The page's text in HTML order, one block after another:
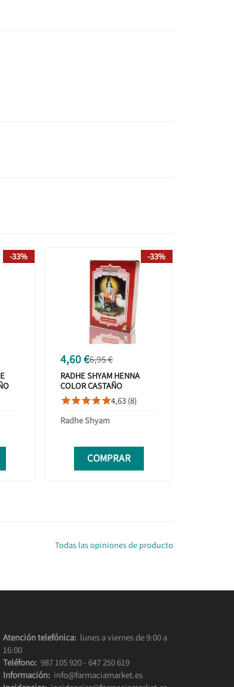
-33%
4,60 €6,95 €
RADHE SHYAM HENNA
COLOR CASTAÑO
COBRIZO 100 GR
4,63 (8)
Radhe Shyam
COMPRAR
-33%
Todas las opiniones de producto
Atención telefónica: lunes a viernes de 9:00 a
16:00
Teléfono: 987 105 920- 647 250 619
Información: info@farmaciamarket.es